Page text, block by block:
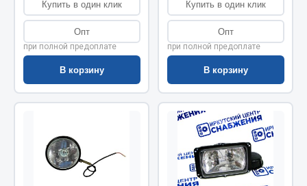
Весь раздел
Цепи подъёмные
Весь раздел
РТИ
Кольца уплотнительные
Купить в один клик
Опт
при полной предоплате
В корзину
Купить в один клик
Опт
при полной предоплате
В корзину